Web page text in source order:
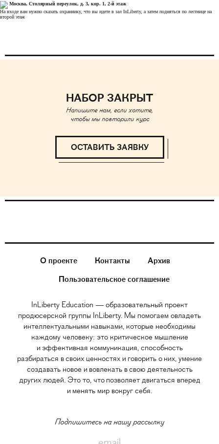
Москва, Столярный переулок, д. 3, кор. 1, 2-й этаж
На входе вам нужно сказать охраннику, что вы идете в зал InLiberty, а затем подняться по лестнице на
второй этаж
НАБОР ЗАКРЫТ
Напишите нам, если хотите,
чтобы мы повторили курс
ОСТАВИТЬ ЗАЯВКУ
О проекте Контакты Архив
Пользовательское соглашение
InLiberty Education — образовательный проект
продюсерской группы InLiberty. Мы помогаем овладеть
интеллектуальными навыками, которые необходимы
каждому человеку: это критическое мышление
и эффективная коммуникация, способность
разбираться в своих ценностях и говорить о них, умение
создавать новое и вовлекать в свою деятельность
других людей. Это то, что позволяет двигаться вперед
и менять мир вокруг себя.
Подпишитесь на нашу рассылку